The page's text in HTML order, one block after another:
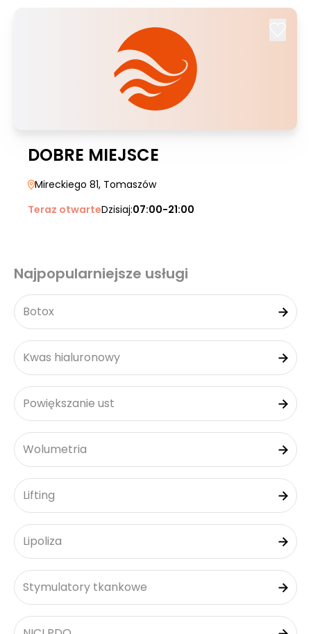
DOBRE MIEJSCE
Mireckiego 81, Tomaszów
Teraz otwarteDzisiaj:07:00-21:00
Najpopularniejsze usługi
Botox
Kwas hialuronowy
Powiększanie ust
Wolumetria
Lifting
Lipoliza
Stymulatory tkankowe